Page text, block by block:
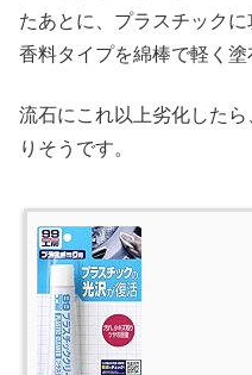
たあとに、プラスチック
香料タイプを綿棒で軽く塗
流石にこれ以上劣化した
りそうです。